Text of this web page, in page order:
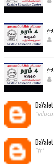
DaValet
DaValet
"fr"